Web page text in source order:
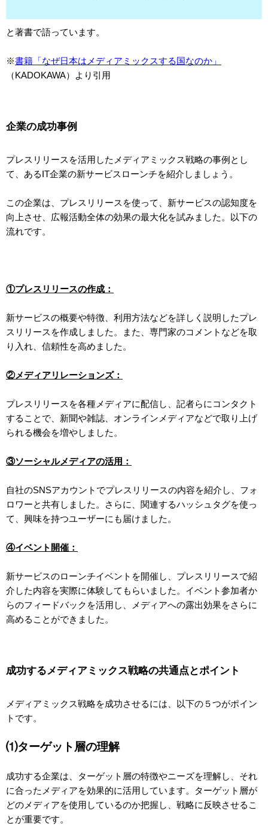
と著書で語っています。
※書籍「なぜ日本はメディアミックスする国なのか」
（KADOKAWA）より引用
企業の成功事例
プレスリリースを活用したメディアミックス戦略の事例とし
て、あるIT企業の新サービスローンチを紹介しましょう。
この企業は、プレスリリースを使って、新サービスの認知度を
向上させ、広報活動全体の効果の最大化を試みました。以下の
流れです。
①プレスリリースの作成：
新サービスの概要や特徴、利用方法などを詳しく説明したプレ
スリリースを作成しました。また、専門家のコメントなどを取
り入れ、信頼性を高めました。
②メディアリレーションズ：
プレスリリースを各種メディアに配信し、記者らにコンタクト
することで、新聞や雑誌、オンラインメディアなどで取り上げ
られる機会を増やしました。
③ソーシャルメディアの活用：
自社のSNSアカウントでプレスリリースの内容を紹介し、フォ
ロワーと共有しました。さらに、関連するハッシュタグを使っ
て、興味を持つユーザーにも届けました。
④イベント開催：
新サービスのローンチイベントを開催し、プレスリリースで紹
介した内容を実際に体験してもらいました。イベント参加者か
らのフィードバックを活用し、メディアへの露出効果をさらに
高めることができました。
成功するメディアミックス戦略の共通点とポイント
メディアミックス戦略を成功させるには、以下の５つがポイン
トです。
⑴ターゲット層の理解
成功する企業は、ターゲット層の特徴やニーズを理解し、それ
に合ったメディアを効果的に活用しています。ターゲット層が
どのメディアを使用しているのか把握し、戦略に反映させるこ
とが重要です。